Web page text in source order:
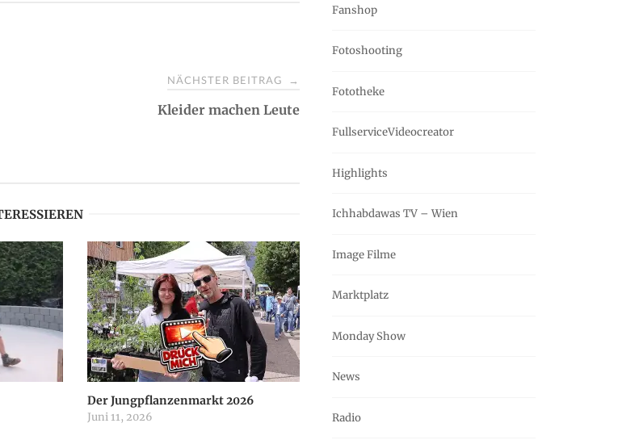
NÄCHSTER BEITRAG →
Kleider machen Leute
Der Jungpflanzenmarkt 2026
Juni 11, 2026
Fanshop
Fotoshooting
Fototheke
FullserviceVideocreator
Highlights
Ichhabdawas TV – Wien
Image Filme
Marktplatz
Monday Show
News
Radio